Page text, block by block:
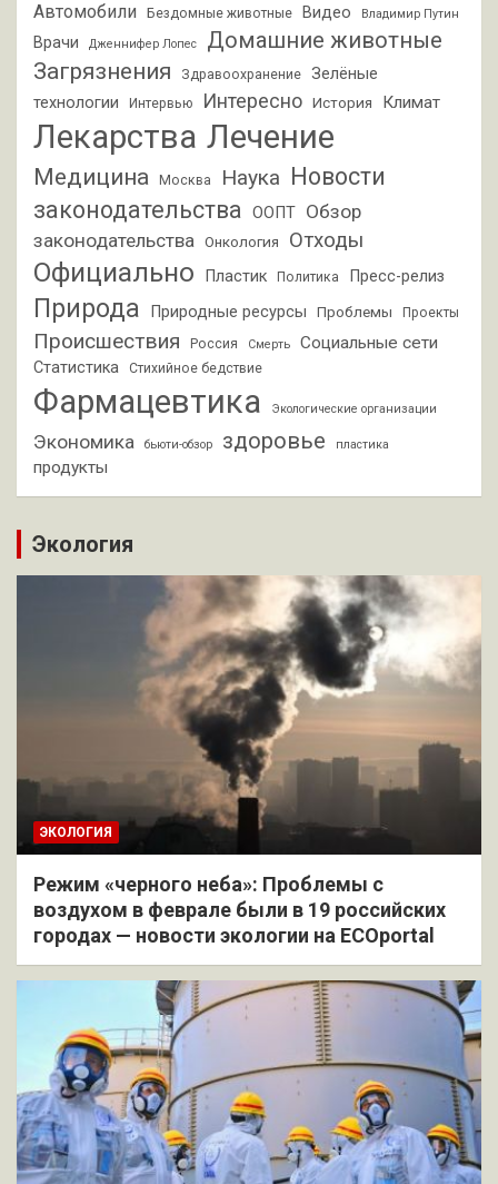
Автомобили Бездомные животные Видео Владимир Путин
Врачи Дженнифер Лопес
Домашние животные
Загрязнения
Здравоохранение
Зелёные
технологии
Интервью Интересно История Климат
Лекарства Лечение
Медицина Москва Наука Новости
законодательства ООПТ Обзор
законодательства Онкология Отходы
Официально Пластик Политика Пресс-релиз
Природа Природные ресурсы Проблемы Проекты
Происшествия Россия Смерть Социальные сети
Статистика Стихийное бедствие
Фармацевтика Экологические организации
Экономика бьюти-обзор здоровье пластика
продукты
Экология
ЭКОЛОГИЯ
Режим «черного неба»: Проблемы с
воздухом в феврале были в 19 российских
городах — новости экологии на ECOportal